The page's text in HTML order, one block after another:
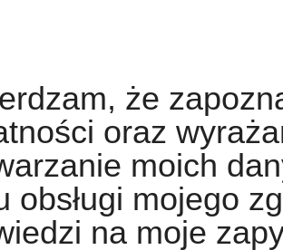
że
oraz
moich
obsługi mojego
na moje